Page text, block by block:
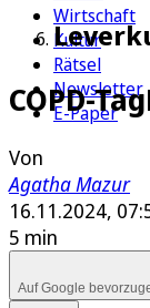
Wirtschaft
Kultur
Rätsel
Newsletter
E-Paper
COPD-Tag
Von
Agatha Mazur
16.11.2024,
5 min
Auf Google